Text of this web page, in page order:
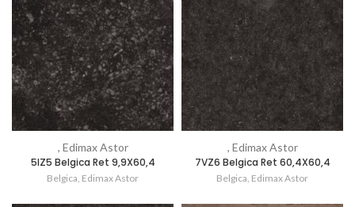
, Edimax Astor
5IZ5 Belgica Ret 9,9X60,4
Belgica, Edimax Astor
, Edimax Astor
7VZ6 Belgica Ret 60,4X60,4
Belgica, Edimax Astor